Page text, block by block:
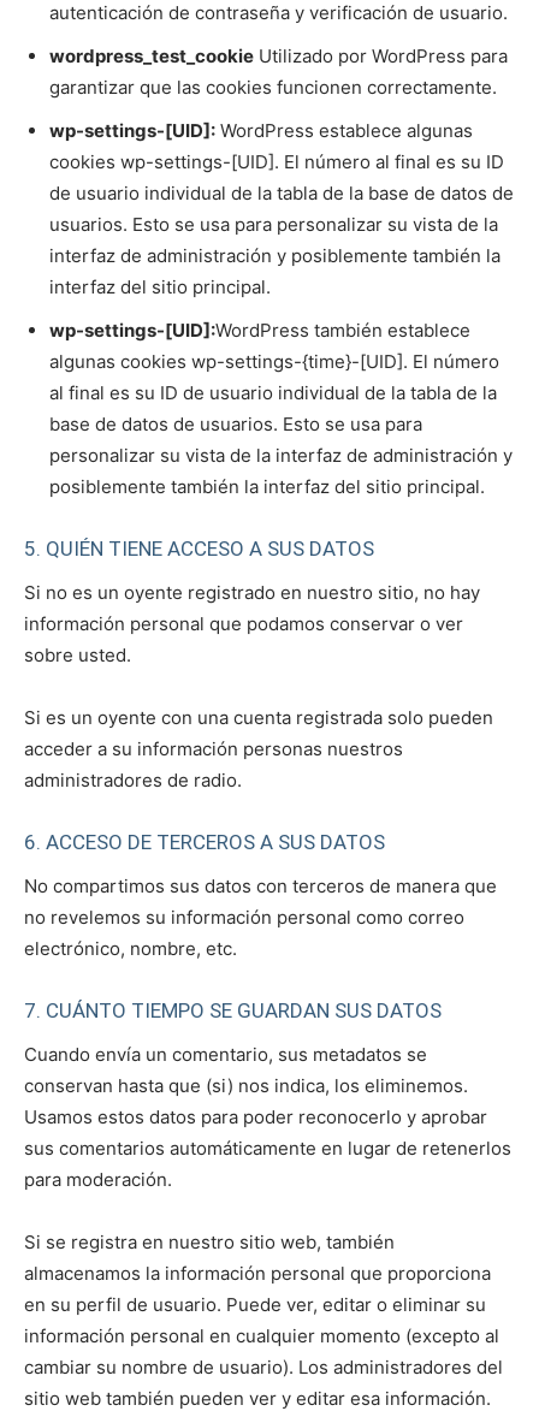
autenticación de contraseña y verificación de usuario.
wordpress_test_cookie Utilizado por WordPress para
garantizar que las cookies funcionen correctamente.
wp-settings-[UID]: WordPress establece algunas
cookies wp-settings-[UID]. El número al final es su ID
de usuario individual de la tabla de la base de datos de
usuarios. Esto se usa para personalizar su vista de la
interfaz de administración y posiblemente también la
interfaz del sitio principal.
wp-settings-[UID]:WordPress también establece
algunas cookies wp-settings-{time}-[UID]. El número
al final es su ID de usuario individual de la tabla de la
base de datos de usuarios. Esto se usa para
personalizar su vista de la interfaz de administración y
posiblemente también la interfaz del sitio principal.
5. QUIÉN TIENE ACCESO A SUS DATOS
Si no es un oyente registrado en nuestro sitio, no hay
información personal que podamos conservar o ver
sobre usted.
Si es un oyente con una cuenta registrada solo pueden
acceder a su información personas nuestros
administradores de radio.
6. ACCESO DE TERCEROS A SUS DATOS
No compartimos sus datos con terceros de manera que
no revelemos su información personal como correo
electrónico, nombre, etc.
7. CUÁNTO TIEMPO SE GUARDAN SUS DATOS
Cuando envía un comentario, sus metadatos se
conservan hasta que (si) nos indica, los eliminemos.
Usamos estos datos para poder reconocerlo y aprobar
sus comentarios automáticamente en lugar de retenerlos
para moderación.
Si se registra en nuestro sitio web, también
almacenamos la información personal que proporciona
en su perfil de usuario. Puede ver, editar o eliminar su
información personal en cualquier momento (excepto al
cambiar su nombre de usuario). Los administradores del
sitio web también pueden ver y editar esa información.